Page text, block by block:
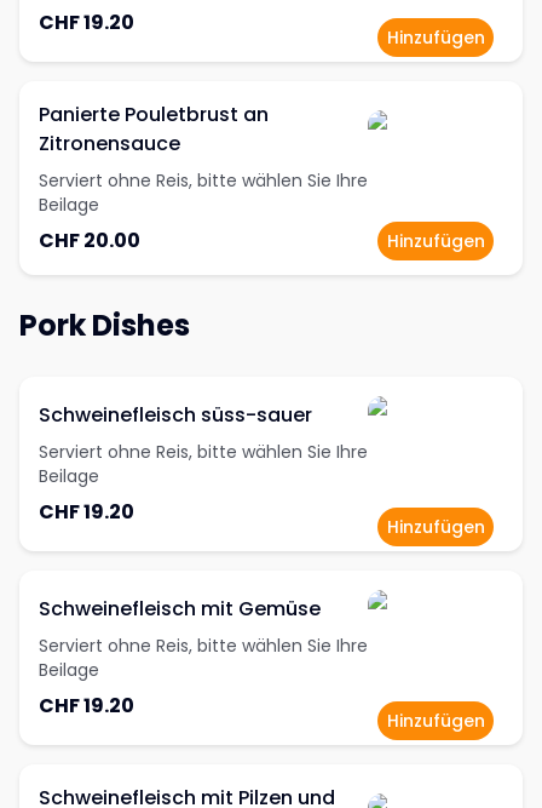
CHF 19.20
Hinzufügen
Panierte Pouletbrust an
Zitronensauce
Serviert ohne Reis, bitte wählen Sie Ihre
Beilage
CHF 20.00 Hinzufügen
Pork Dishes
Schweinefleisch süss-sauer
Serviert ohne Reis, bitte wählen Sie Ihre
Beilage
CHF 19.20
Hinzufügen
Schweinefleisch mit Gemüse
Serviert ohne Reis, bitte wählen Sie Ihre
Beilage
CHF 19.20
Hinzufügen
Schweinefleisch mit Pilzen und